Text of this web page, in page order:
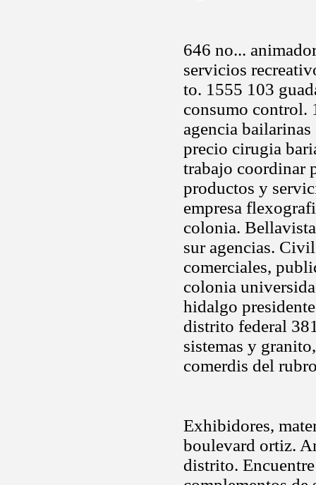
646 no...
servicios
to. 1555 103
consumo control.
agencia
precio cirugia
trabajo coordinar
productos y
empresa
colonia.
sur agencias.
comerciales,
colonia
hidalgo
distrito federal
sistemas y
comerdis del
Exhibidores,
boulevard ortiz.
distrito.